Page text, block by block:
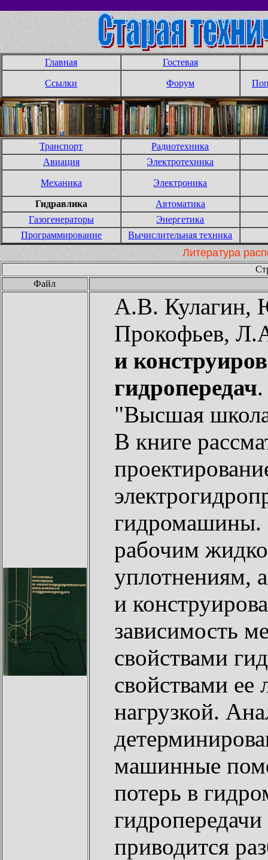
Главная Гостевая
Ссылки Форум
Транспорт
Радиотехника
Авиация
Электротехника
Механика Электроника
Гидравлика
Автоматика
Газогенераторы
Энергетика
Программирование
Вычислительная техника
Литература
Файл
А.В.
Прокофьев,
и
гидропередач
"Высшая
В книге
гидромашины.
рабочим
уплотнениям,
и
зависимость
свойствами
свойствами ее
нагрузкой.
машинные
потерь в
приводится